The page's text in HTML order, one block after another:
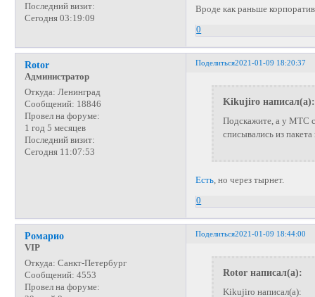
Последний визит:
Сегодня 03:19:09
Вроде как раньше
0
Поделиться2021-01-09 18:20:37
Rotor
Администратор
Откуда: Ленинград
Сообщений: 18846
Провел на форуме:
1 год 5 месяцев
Последний визит:
Сегодня 11:07:53
Kikujiro написал(а):
Подскажите, а у МТС
списывались из
Есть, но через тырнет.
0
Поделиться2021-01-09 18:44:00
Ромарио
VIP
Откуда: Санкт-Петербург
Сообщений: 4553
Провел на форуме:
Rotor написал(а):
Kikujiro написал(а):